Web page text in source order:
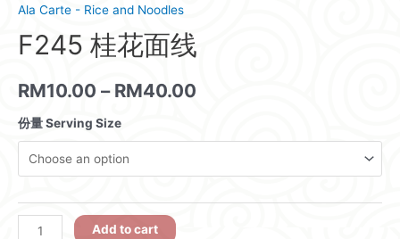
Ala Carte - Rice and Noodles
F245 桂花面线
RM10.00 – RM40.00
份量 Serving Size
F245
Add to cart